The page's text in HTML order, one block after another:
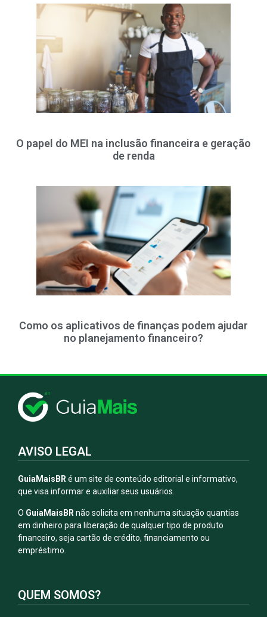
O papel do MEI na inclusão financeira e geração
de renda
Como os aplicativos de finanças podem ajudar
no planejamento financeiro?
AVISO LEGAL
GuiaMaisBRé um site de conteúdo editorial e informativo,
que visa informar e auxiliar seus usuários.
O GuiaMaisBR não solicita em nenhuma situação quantias
em dinheiro para liberação de qualquer tipo de produto
financeiro, seja cartão de crédito, financiamento ou
empréstimo.
QUEM SOMOS?